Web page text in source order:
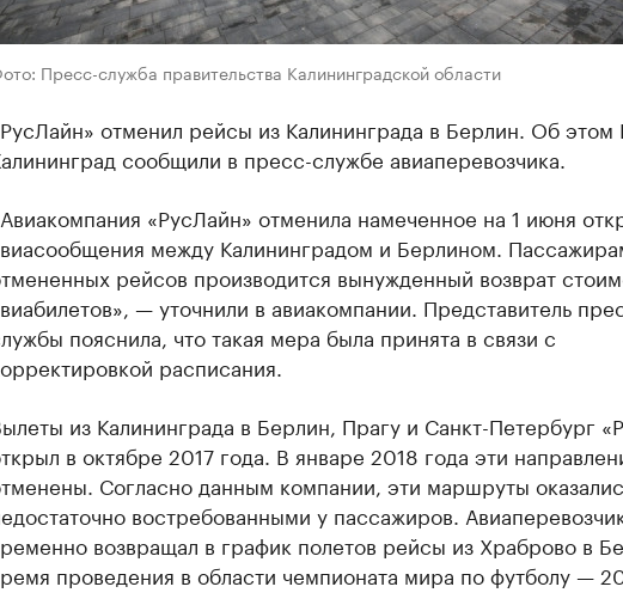
Пресс-служба правительства Калининградской области
отменил рейсы из Калининграда в Берлин. Об этом
сообщили в пресс-службе авиаперевозчика.
«РусЛайн» отменила намеченное на 1 июня
между Калининградом и Берлином.
рейсов производится вынужденный возврат
— уточнили в авиакомпании. Представитель
пояснила, что такая мера была принята в связи с
расписания.
из Калининграда в Берлин, Прагу и Санкт-Петербург
в октябре 2017 года. В январе 2018 года эти
Согласно данным компании, эти маршруты
востребованными у пассажиров.
возвращал в график полетов рейсы из Храброво в
проведения в области чемпионата мира по футболу —